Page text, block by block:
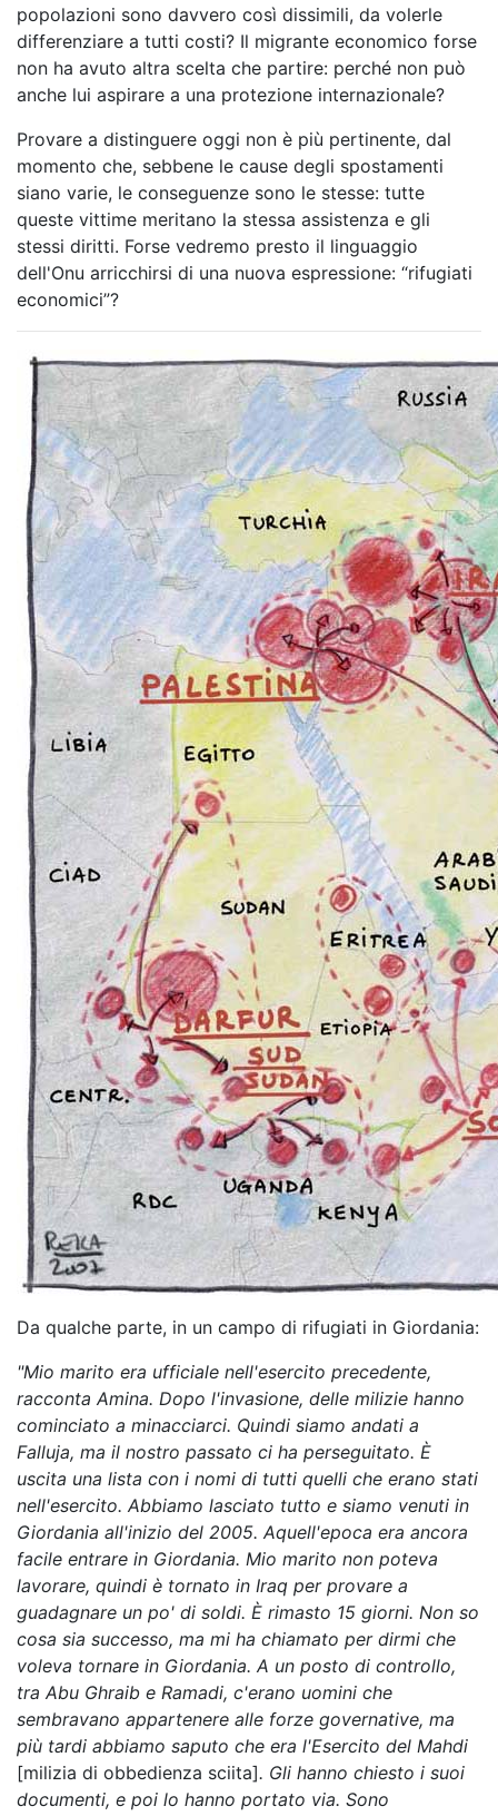
popolazioni sono davvero così dissimili, da volerle
differenziare a tutti costi? Il migrante economico forse
non ha avuto altra scelta che partire: perché non può
anche lui aspirare a una protezione internazionale?
Provare a distinguere oggi non è più pertinente, dal
momento che, sebbene le cause degli spostamenti
siano varie, le conseguenze sono le stesse: tutte
queste vittime meritano la stessa assistenza e gli
stessi diritti. Forse vedremo presto il linguaggio
dell'Onu arricchirsi di una nuova espressione: “rifugiati
economici”?
Da qualche parte, in un campo di rifugiati in Giordania:
"Mio marito era ufficiale nell'esercito precedente,
racconta Amina. Dopo l'invasione, delle milizie hanno
cominciato a minacciarci. Quindi siamo andati a
Falluja, ma il nostro passato ci ha perseguitato. È
uscita una lista con i nomi di tutti quelli che erano stati
nell'esercito. Abbiamo lasciato tutto e siamo venuti in
Giordania all'inizio del 2005. Aquell'epoca era ancora
facile entrare in Giordania. Mio marito non poteva
lavorare, quindi è tornato in Iraq per provare a
guadagnare un po' di soldi. È rimasto 15 giorni. Non so
cosa sia successo, ma mi ha chiamato per dirmi che
voleva tornare in Giordania. A un posto di controllo,
tra Abu Ghraib e Ramadi, c'erano uomini che
sembravano appartenere alle forze governative, ma
più tardi abbiamo saputo che era l'Esercito del Mahdi
[milizia di obbedienza sciita]. Gli hanno chiesto i suoi
documenti, e poi lo hanno portato via. Sono